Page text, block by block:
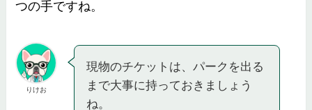
つの手ですね。
りけお
現物のチケットは、パークを出る
まで大事に持っておきましょう
ね。